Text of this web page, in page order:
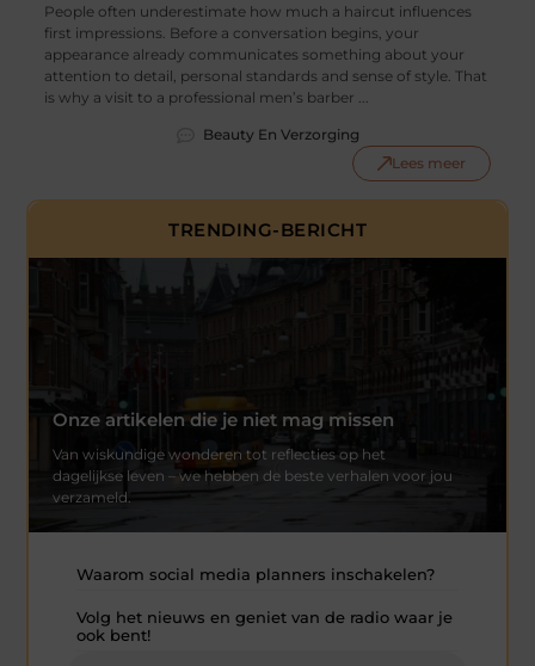
People often underestimate how much a haircut influences
first impressions. Before a conversation begins, your
appearance already communicates something about your
attention to detail, personal standards and sense of style. That
is why a visit to a professional men’s barber ...
Beauty En Verzorging
Lees meer
TRENDING-BERICHT
Onze artikelen die je niet mag missen
Van wiskundige wonderen tot reflecties op het
dagelijkse leven – we hebben de beste verhalen voor jou
verzameld.
Waarom social media planners inschakelen?
Volg het nieuws en geniet van de radio waar je
ook bent!